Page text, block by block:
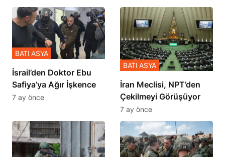
İsrail’den Doktor Ebu
Safiya’ya Ağır İşkence
BATI ASYA
7 ay önce
İran Meclisi, NPT’den
Çekilmeyi Görüşüyor
BATI ASYA
7 ay önce